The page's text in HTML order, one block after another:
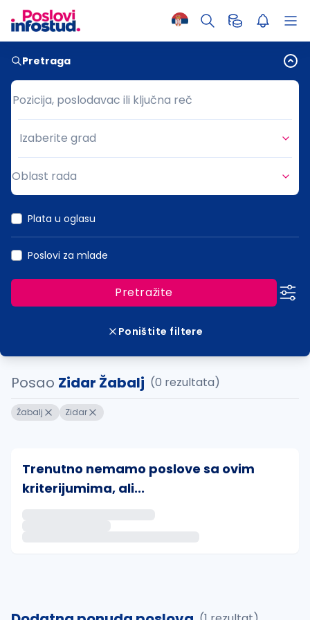
Pretraga
Pozicija, poslodavac ili ključna reč
Pozicija, poslodavac ili ključna reč
Grad
Izaberite grad
Oblast rada
Plata u oglasu
Poslovi za mlade
Pretražite
Poništite filtere
Posao Zidar Žabalj (0 rezultata)
Žabalj Zidar
Trenutno nemamo poslove sa ovim
kriterijumima, ali...